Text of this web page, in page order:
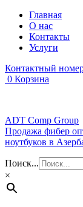
Главная
О нас
Контакты
Услуги
Контактный
0 Корзина
ADT Comp Group
Продажа фибер
ноутбуков в
Поиск...
×